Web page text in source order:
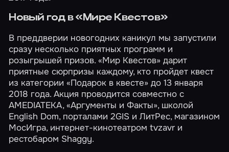
Новый год в «Мире Квестов»
В преддверии новогодних каникул мы запустили
сразу несколько приятных программ и
розыгрышей призов. «Мир Квестов» дарит
приятные сюрпризы каждому, кто пройдет квест
из категории «Подарок в квесте» до 13 января
2018 года.Акция проводится совместно с
AMEDIATEKA, «Аргументы и Факты», школой
English Dom, порталами 2GIS и ЛитРес, магазином
МосИгра, интернет-кинотеатром tvzavr и
рестобаром Shaggy.